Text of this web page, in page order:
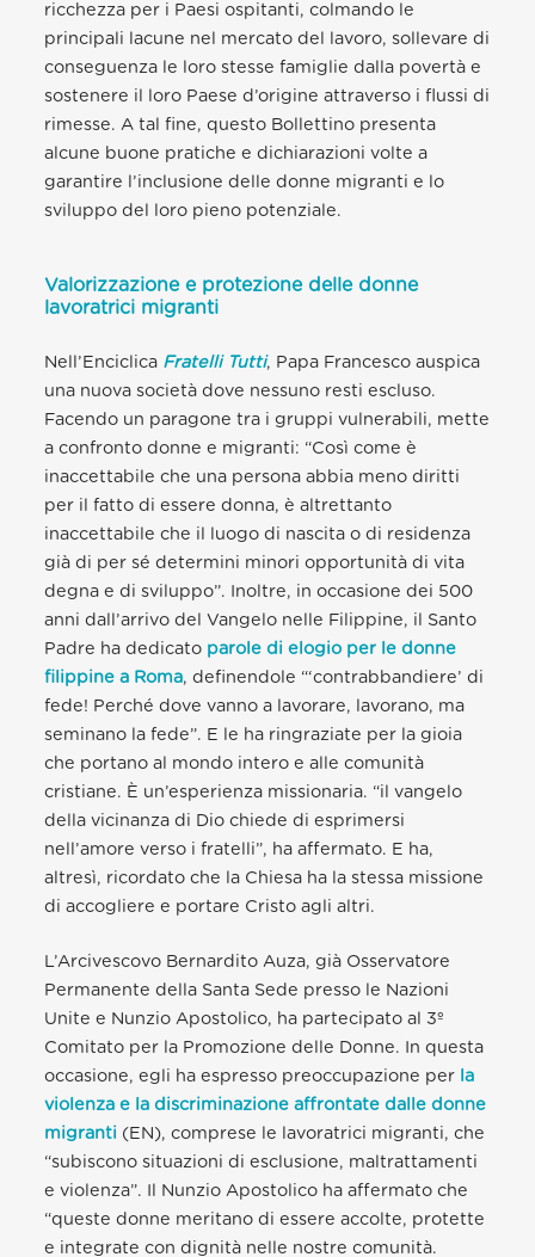
ricchezza per i Paesi ospitanti, colmando le
principali lacune nel mercato del lavoro, sollevare di
conseguenza le loro stesse famiglie dalla povertà e
sostenere il loro Paese d’origine attraverso i flussi di
rimesse. A tal fine, questo Bollettino presenta
alcune buone pratiche e dichiarazioni volte a
garantire l’inclusione delle donne migranti e lo
sviluppo del loro pieno potenziale.
Valorizzazione e protezione delle donne
lavoratrici migranti
Nell’Enciclica Fratelli Tutti, Papa Francesco auspica
una nuova società dove nessuno resti escluso.
Facendo un paragone tra i gruppi vulnerabili, mette
a confronto donne e migranti: “Così come è
inaccettabile che una persona abbia meno diritti
per il fatto di essere donna, è altrettanto
inaccettabile che il luogo di nascita o di residenza
già di per sé determini minori opportunità di vita
degna e di sviluppo”. Inoltre, in occasione dei 500
anni dall’arrivo del Vangelo nelle Filippine, il Santo
Padre ha dedicato parole di elogio per le donne
filippine a Roma, definendole “‘contrabbandiere’ di
fede! Perché dove vanno a lavorare, lavorano, ma
seminano la fede”. E le ha ringraziate per la gioia
che portano al mondo intero e alle comunità
cristiane. È un’esperienza missionaria. “il vangelo
della vicinanza di Dio chiede di esprimersi
nell’amore verso i fratelli”, ha affermato. E ha,
altresì, ricordato che la Chiesa ha la stessa missione
di accogliere e portare Cristo agli altri.
L’Arcivescovo Bernardito Auza, già Osservatore
Permanente della Santa Sede presso le Nazioni
Unite e Nunzio Apostolico, ha partecipato al 3º
Comitato per la Promozione delle Donne. In questa
occasione, egli ha espresso preoccupazione per la
violenza e la discriminazione affrontate dalle donne
migranti (EN), comprese le lavoratrici migranti, che
“subiscono situazioni di esclusione, maltrattamenti
e violenza”. Il Nunzio Apostolico ha affermato che
“queste donne meritano di essere accolte, protette
e integrate con dignità nelle nostre comunità.